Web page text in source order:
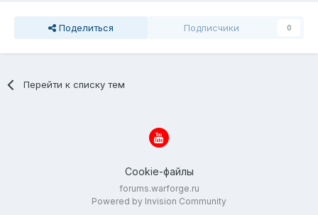
Поделиться Подписчики 0
Перейти к списку тем
Cookie-файлы
forums.warforge.ru
Powered by Invision Community